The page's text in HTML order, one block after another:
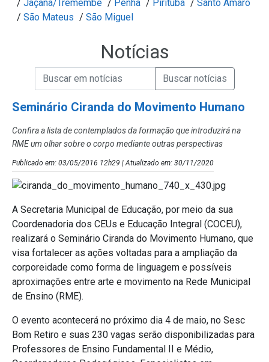
/ Jaçanã/Tremembé / Penha / Pirituba / Santo Amaro
/ São Mateus / São Miguel
Notícias
Campo de Busca de Notícias
Campo de Busca de informaçõesEnviar a Busca de Notícias
Seminário Ciranda do Movimento Humano
Confira a lista de contemplados da formação que introduzirá na
RME um olhar sobre o corpo mediante outras perspectivas
Publicado em: 03/05/2016 12h29 | Atualizado em: 30/11/2020
A Secretaria Municipal de Educação, por meio da sua
Coordenadoria dos CEUs e Educação Integral (COCEU),
realizará o Seminário Ciranda do Movimento Humano, que
visa fortalecer as ações voltadas para a ampliação da
corporeidade como forma de linguagem e possíveis
aproximações entre arte e movimento na Rede Municipal
de Ensino (RME).
O evento acontecerá no próximo dia 4 de maio, no Sesc
Bom Retiro e suas 230 vagas serão disponibilizadas para
Professores de Ensino Fundamental II e Médio,